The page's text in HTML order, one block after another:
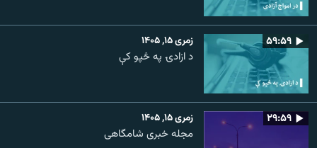
۵۹:۵۹ زمری ۱۵, ۱۴۰۵
د ازادۍ په څپو کې
۲۹:۵۹ زمری ۱۵, ۱۴۰۵
مجله خبری شامگاهی